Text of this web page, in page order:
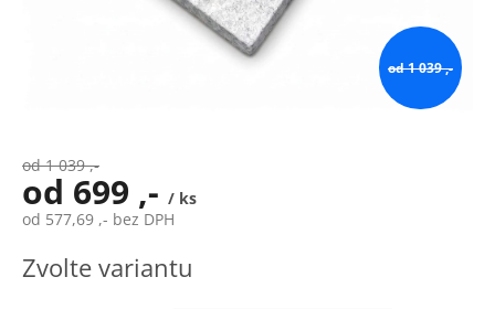
od 1 039 ,-
od 1 039 ,-
od 699 ,- / ks
od 577,69 ,- bez DPH
cena:
Zvolte variantu